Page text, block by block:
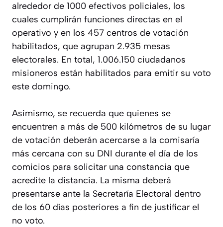
alrededor de 1000 efectivos policiales, los
cuales cumplirán funciones directas en el
operativo y en los 457 centros de votación
habilitados, que agrupan 2.935 mesas
electorales. En total, 1.006.150 ciudadanos
misioneros están habilitados para emitir su voto
este domingo.
Asimismo, se recuerda que quienes se
encuentren a más de 500 kilómetros de su lugar
de votación deberán acercarse a la comisaría
más cercana con su DNI durante el día de los
comicios para solicitar una constancia que
acredite la distancia. La misma deberá
presentarse ante la Secretaría Electoral dentro
de los 60 días posteriores a fin de justificar el
no voto.